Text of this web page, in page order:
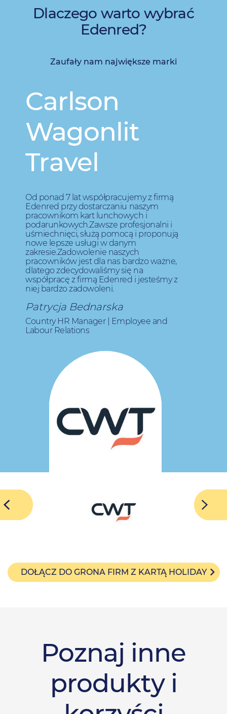
Dlaczego warto wybrać
Edenred?
Zaufały nam największe marki
Carlson
Wagonlit
Travel
Od ponad 7 lat współpracujemy z firmą
Edenred przy dostarczaniu naszym
pracownikom kart lunchowych i
podarunkowych.Zawsze profesjonalni i
uśmiechnięci, służą pomocą i proponują
nowe lepsze usługi w danym
zakresie.Zadowolenie naszych
pracowników jest dla nas bardzo ważne,
dlatego zdecydowaliśmy się na
współpracę z firmą Edenred i jesteśmy z
niej bardzo zadowoleni.
Patrycja Bednarska
Country HR Manager | Employee and
Labour Relations
DOŁĄCZ DO GRONA FIRM Z KARTĄ HOLIDAY
Poznaj inne
produkty i